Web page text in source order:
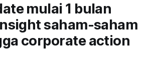
mulai 1 bulan
saham-saham
corporate action